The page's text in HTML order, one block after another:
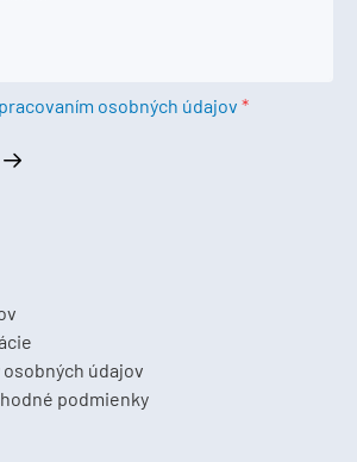
osobných údajov
údajov
podmienky